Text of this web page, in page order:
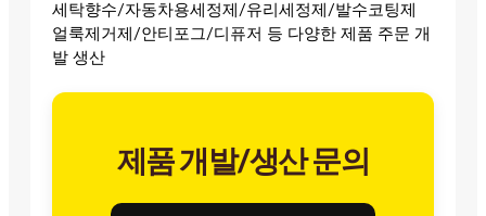
세탁향수/자동차용세정제/유리세정제/발수코팅제
얼룩제거제/안티포그/디퓨저 등 다양한 제품 주문 개
발 생산
제품 개발/생산 문의